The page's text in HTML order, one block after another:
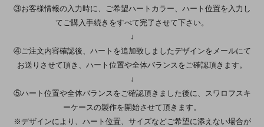
③お客様情報の入力時に、ご希望ハートカラー、ハート位置を入力し
てご購入手続きをすべて完了させて下さい。
↓
④ご注文内容確認後、ハートを追加致しましたデザインをメールにて
お送りさせて頂き、ハート位置や全体バランスをご確認頂きます。
↓
⑤ハート位置や全体バランスをご確認頂きました後に、スワロフスキ
ーケースの製作を開始させて頂きます。
※デザインにより、ハート位置、サイズなどご希望に添えない場合が